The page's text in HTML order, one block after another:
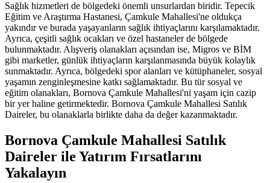
Sağlık hizmetleri de bölgedeki önemli unsurlardan biridir. Tepecik
Eğitim ve Araştırma Hastanesi, Çamkule Mahallesi'ne oldukça
yakındır ve burada yaşayanların sağlık ihtiyaçlarını karşılamaktadır.
Ayrıca, çeşitli sağlık ocakları ve özel hastaneler de bölgede
bulunmaktadır. Alışveriş olanakları açısından ise, Migros ve BİM
gibi marketler, günlük ihtiyaçların karşılanmasında büyük kolaylık
sunmaktadır. Ayrıca, bölgedeki spor alanları ve kütüphaneler, sosyal
yaşamın zenginleşmesine katkı sağlamaktadır. Bu tür sosyal ve
eğitim olanakları, Bornova Çamkule Mahallesi'ni yaşam için cazip
bir yer haline getirmektedir. Bornova Çamkule Mahallesi Satılık
Daireler, bu olanaklarla birlikte daha da değer kazanmaktadır.
Bornova Çamkule Mahallesi Satılık
Daireler ile Yatırım Fırsatlarını
Yakalayın